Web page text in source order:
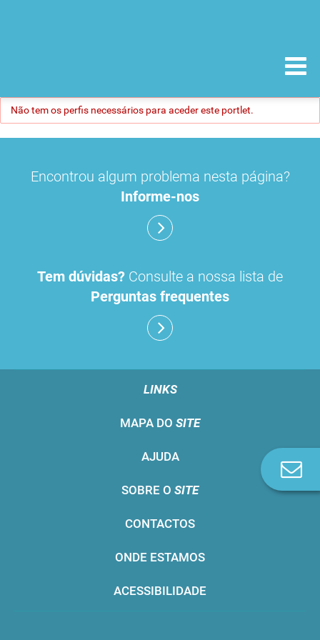
Não tem os perfis necessários para aceder este portlet.
Encontrou algum problema nesta página?
Informe-nos
Tem dúvidas? Consulte a nossa lista de
Perguntas frequentes
LINKS
MAPA DO SITE
AJUDA
SOBRE O SITE
CONTACTOS
ONDE ESTAMOS
ACESSIBILIDADE